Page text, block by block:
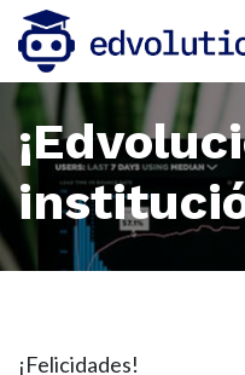
¡Felicidades!